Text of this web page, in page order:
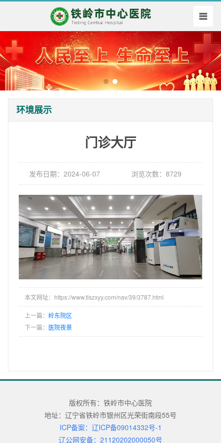
环境展示
门诊大厅
发布日期：2024-06-07 浏览次数：8729
本文网址：https://www.tlszxyy.com/nav/39/3787.html
上一篇： 岭东院区
下一篇： 医院夜景
版权所有：铁岭市中心医院
地址：辽宁省铁岭市银州区光荣街南段55号
ICP备案：辽ICP备09014332号-1
辽公网安备：21120202000050号